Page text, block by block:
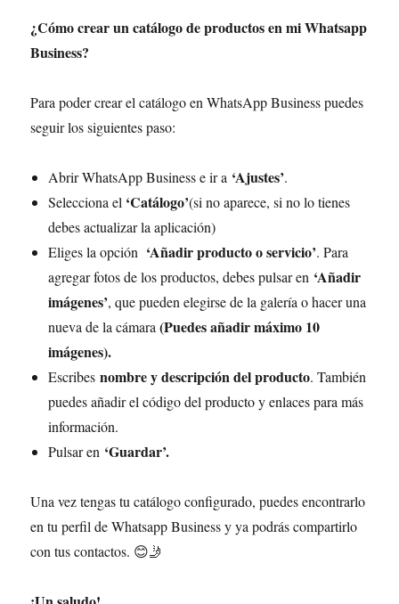
¿Cómo crear un catálogo de productos en mi Whatsapp
Business?
Para poder crear el catálogo en WhatsApp Business puedes
seguir los siguientes paso:
Abrir WhatsApp Business e ir a ‘Ajustes’.
Selecciona el ‘Catálogo’(si no aparece, si no lo tienes
debes actualizar la aplicación)
Eliges la opción ‘Añadir producto o servicio’. Para
agregar fotos de los productos, debes pulsar en ‘Añadir
imágenes’, que pueden elegirse de la galería o hacer una
nueva de la cámara(Puedes añadir máximo 10
imágenes).
Escribesnombre y descripción del producto. También
puedes añadir el código del producto y enlaces para más
información.
Pulsar en ‘Guardar’.
Una vez tengas tu catálogo configurado, puedes encontrarlo
en tu perfil de Whatsapp Business y ya podrás compartirlo
con tus contactos. 😊🤳